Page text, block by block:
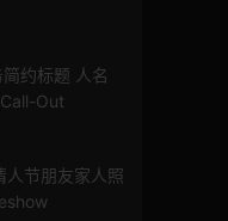
约标题 人名
Out
人节朋友家人照